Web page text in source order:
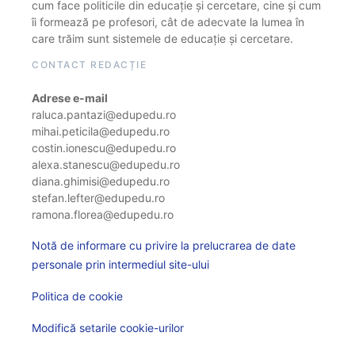
cum face politicile din educație și cercetare, cine și cum
îi formează pe profesori, cât de adecvate la lumea în
care trăim sunt sistemele de educație și cercetare.
CONTACT REDACȚIE
Adrese e-mail
raluca.pantazi@edupedu.ro
mihai.peticila@edupedu.ro
costin.ionescu@edupedu.ro
alexa.stanescu@edupedu.ro
diana.ghimisi@edupedu.ro
stefan.lefter@edupedu.ro
ramona.florea@edupedu.ro
Notă de informare cu privire la prelucrarea de date
personale prin intermediul site-ului
Politica de cookie
Modifică setarile cookie-urilor